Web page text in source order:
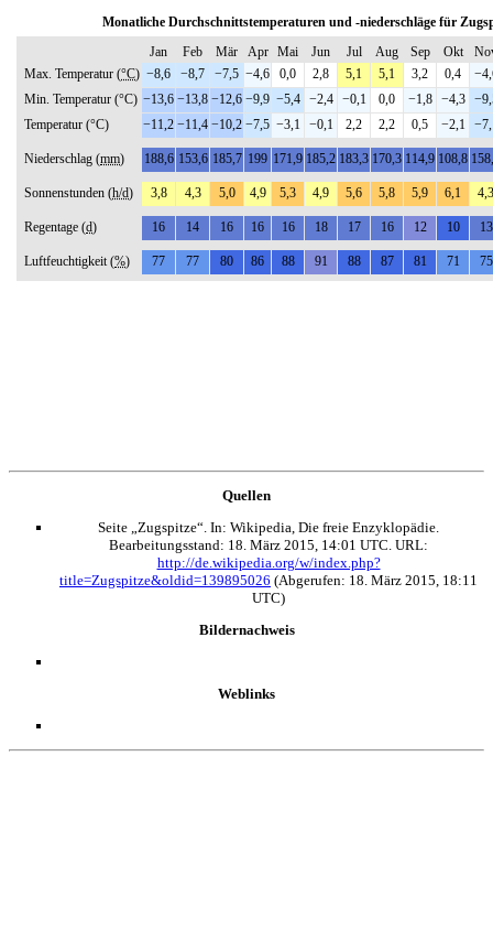
Monatliche Durchschnittstemperaturen und -niederschläge für
Jan
Feb Mär Apr Mai Jun Jul Aug Sep Okt
Max. Temperatur (°C) −8,6 −8,7 −7,5 −4,6 0,0 2,8 5,1 5,1 3,2 0,4
Min. Temperatur (°C) −13,6 −13,8 −12,6 −9,9 −5,4 −2,4 −0,1 0,0 −1,8 −4,3
Temperatur (°C)
−11,2 −11,4 −10,2 −7,5 −3,1 −0,1 2,2 2,2 0,5 −2,1
Niederschlag (mm) 188,6 153,6 185,7 199 171,9 185,2 183,3 170,3 114,9 108,8
Sonnenstunden (h/d) 3,8 4,3 5,0 4,9 5,3 4,9 5,6 5,8 5,9 6,1 4,3
Regentage (d) 16 14 16 16 16 18 17 16 12 10 13
Luftfeuchtigkeit (%) 77 77 80 86 88 91 88 87 81 71 75
Quellen
Seite „Zugspitze“. In: Wikipedia, Die freie Enzyklopädie.
Bearbeitungsstand: 18. März 2015, 14:01 UTC. URL:
http://de.wikipedia.org/w/index.php?
title=Zugspitze&oldid=139895026 (Abgerufen: 18. März 2015, 18:11
UTC)
Bildernachweis
Weblinks